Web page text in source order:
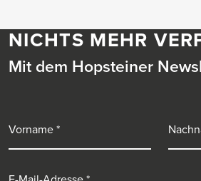
NICHTS MEHR
Mit dem Hopsteiner